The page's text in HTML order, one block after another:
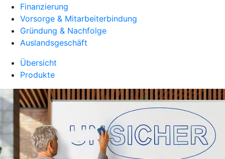
Finanzierung
Vorsorge & Mitarbeiterbindung
Gründung & Nachfolge
Auslandsgeschäft
Übersicht
Produkte